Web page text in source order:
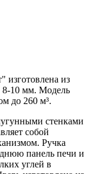
из
8-10 мм. Модель
до 260 м³.
стенками
собой
Ручка
панель печи и
углей в